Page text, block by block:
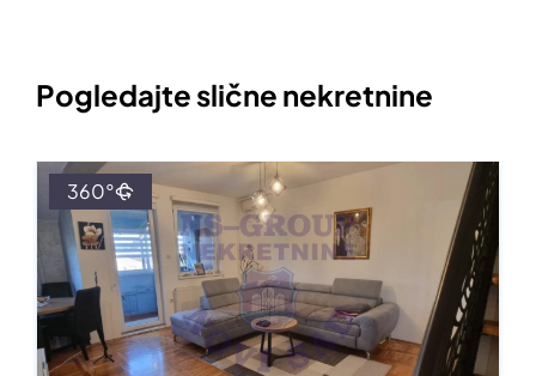
Pogledajte slične nekretnine
360°